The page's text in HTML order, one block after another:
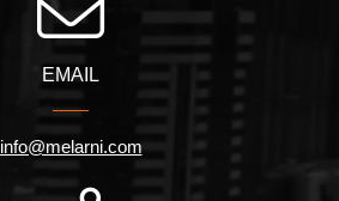
EMAIL
info@melarni.com